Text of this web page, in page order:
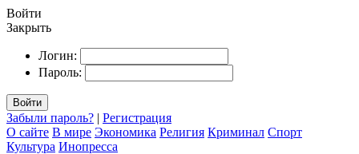
Войти
Закрыть
Логин:
Пароль:
Войти
Забыли пароль? | Регистрация
О сайте В мире Экономика Религия Криминал Спорт
Культура Инопресса